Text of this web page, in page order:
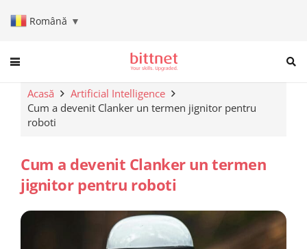
Română ▼
When autocomplete results
Acasă
Artificial Intelligence
Cum a devenit Clanker un termen jignitor pentru
roboti
Cum a devenit Clanker un termen
jignitor pentru roboti